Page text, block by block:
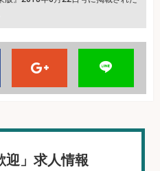
迎」求人情報